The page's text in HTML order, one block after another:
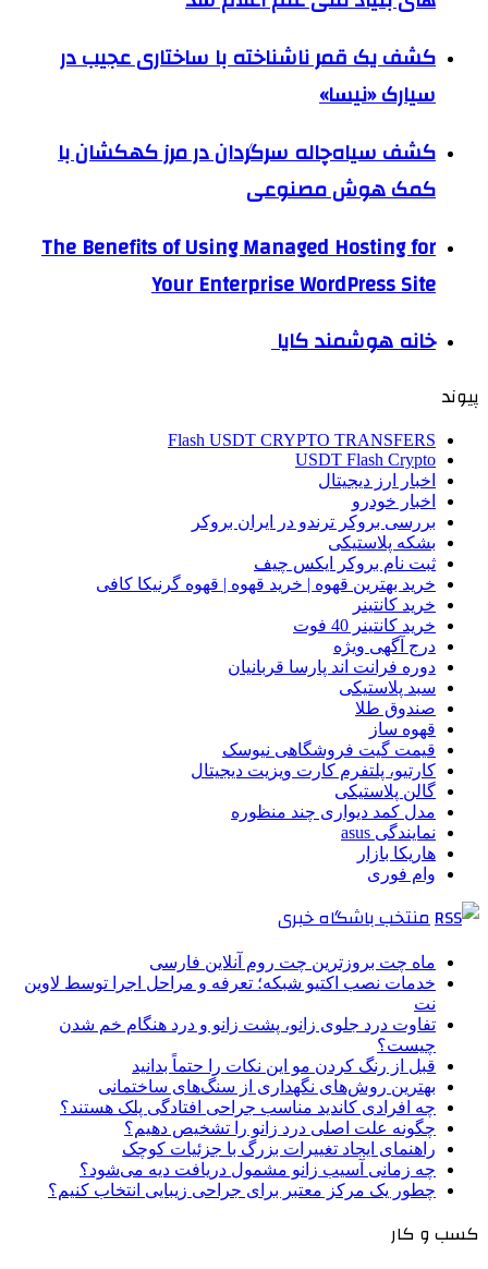
کشف یک قمر ناشناخته با ساختاری عجیب در
سیارک «نیسا»
کشف سیاه‌چاله سرگردان در مرز کهکشان با
کمک هوش مصنوعی
The Benefits of Using Managed Hosting for
Your Enterprise WordPress Site
خانه هوشمند کایا
پیوند
Flash USDT CRYPTO TRANSFERS
USDT Flash Crypto
اخبار ارز دیجیتال
اخبار خودرو
بررسی بروکر ترندو در ایران بروکر
بشکه پلاستیکی
ثبت نام بروکر ایکس چیف
خرید بهترین قهوه | خرید قهوه | قهوه گرنیکا کافی
خرید کانتینر
خرید کانتینر 40 فوت
درج آگهی ویژه
دوره فرانت اند پارسا قربانیان
سبد پلاستیکی
صندوق طلا
قهوه ساز
قیمت گیت فروشگاهی نیوسک
کارتیو، پلتفرم کارت ویزیت دیجیتال
گالن پلاستیکی
مدل کمد دیواری چند منظوره
نمایندگی asus
هاریکا بازار
وام فوری
منتخب باشگاه خبری
ماه چت بروزترین چت روم آنلاین فارسی
خدمات نصب اکتیو شبکه؛ تعرفه و مراحل اجرا توسط لاوین
نت
تفاوت درد جلوی زانو، پشت زانو و درد هنگام خم شدن
چیست؟
قبل از رنگ کردن مو این نکات را حتماً بدانید
بهترین روش‌های نگهداری از سنگ‌های ساختمانی
چه افرادی کاندید مناسب جراحی افتادگی پلک هستند؟
چگونه علت اصلی درد زانو را تشخیص دهیم؟
راهنمای ایجاد تغییرات بزرگ با جزئیات کوچک
چه زمانی آسیب زانو مشمول دریافت دیه می‌شود؟
چطور یک مرکز معتبر برای جراحی زیبایی انتخاب کنیم؟
کسب و کار